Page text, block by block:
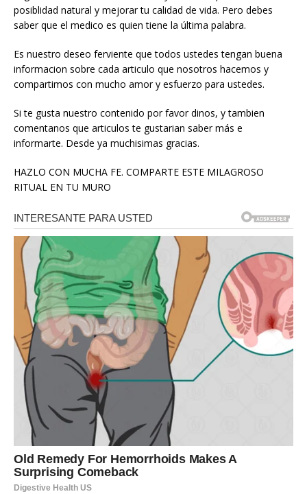
posiblidad natural y mejorar tu calidad de vida. Pero debes
saber que el medico es quien tiene la última palabra.
Es nuestro deseo ferviente que todos ustedes tengan buena
informacion sobre cada articulo que nosotros hacemos y
compartimos con mucho amor y esfuerzo para ustedes.
Si te gusta nuestro contenido por favor dinos, y tambien
comentanos que articulos te gustarian saber más e
informarte. Desde ya muchisimas gracias.
HAZLO CON MUCHA FE. COMPARTE ESTE MILAGROSO
RITUAL EN TU MURO